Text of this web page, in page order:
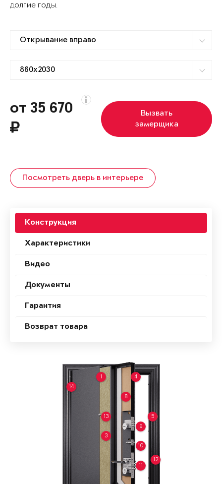
долгие годы.
от 35 670
Вызвать
замерщика
Посмотреть дверь в интерьере
Конструкция
Характеристики
Видео
Документы
Гарантия
Возврат товара
1
3
4
5
8
9
10
11
12
13
14